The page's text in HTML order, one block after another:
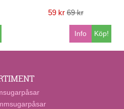
59 kr 69 kr
Köp!
Info